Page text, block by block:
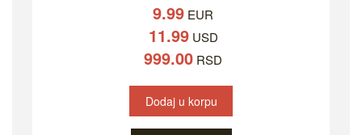
9.99 EUR
11.99USD
999.00 RSD
Dodaj u korpu